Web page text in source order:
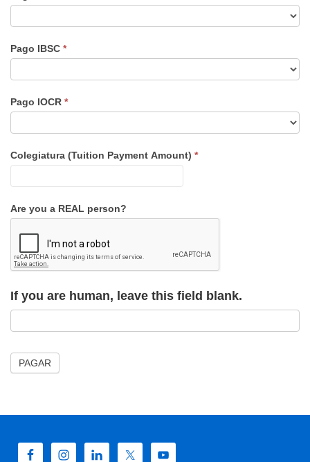
Pago IBSC *
Pago IOCR *
Colegiatura (Tuition Payment Amount) *
Are you a REAL person?
If you are human, leave this field blank.